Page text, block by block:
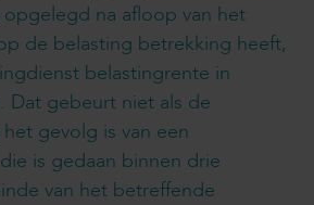
opgelegd na afloop van het
de belasting betrekking heeft,
belastingrente in
Dat gebeurt niet als de
gevolg is van een
is gedaan binnen drie
van het betreffende